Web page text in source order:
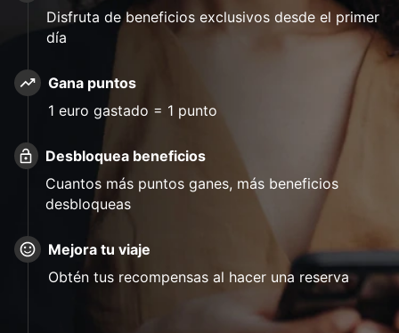
Disfruta de beneficios exclusivos desde el primer
día
Gana puntos
1 euro gastado = 1 punto
Desbloquea beneficios
Cuantos más puntos ganes, más beneficios
desbloqueas
Mejora tu viaje
Obtén tus recompensas al hacer una reserva